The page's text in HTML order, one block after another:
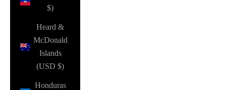
$)
Heard &
McDonald
Islands
(USD $)
Honduras